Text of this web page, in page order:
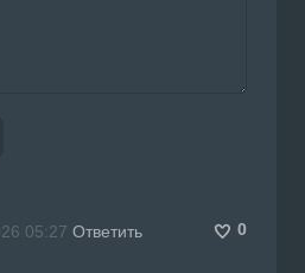
05:27 Ответить
0